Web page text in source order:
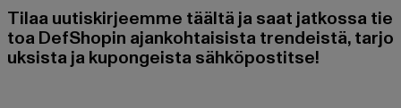
Tilaa uutiskirjeemme täältä ja saat jatkossa tie
toa DefShopin ajankohtaisista trendeistä, tarjo
uksista ja kupongeista sähköpostitse!